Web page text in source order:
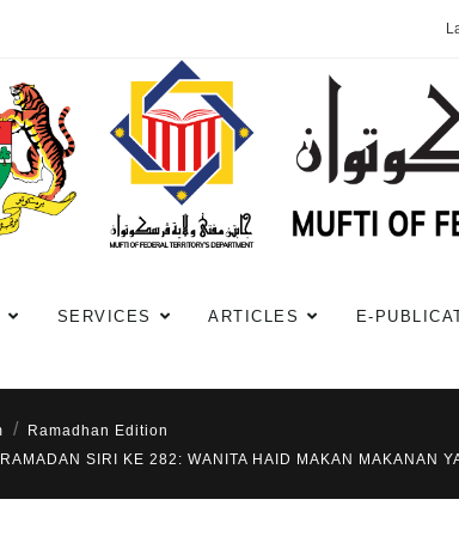
SERVICES ARTICLES E-
Ramadhan Edition
SIRI KE 282: WANITA HAID MAKAN MAKANAN